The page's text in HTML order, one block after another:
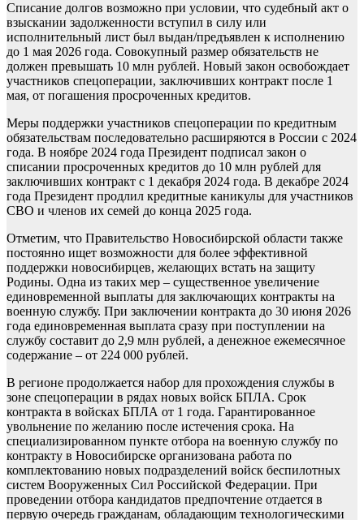
Списание долгов возможно при условии, что судебный акт о
взыскании задолженности вступил в силу или
исполнительный лист был выдан/предъявлен к исполнению
до 1 мая 2026 года. Совокупный размер обязательств не
должен превышать 10 млн рублей. Новый закон освобождает
участников спецоперации, заключивших контракт после 1
мая, от погашения просроченных кредитов.
Меры поддержки участников спецоперации по кредитным
обязательствам последовательно расширяются в России с 2024
года. В ноябре 2024 года Президент подписал закон о
списании просроченных кредитов до 10 млн рублей для
заключивших контракт с 1 декабря 2024 года. В декабре 2024
года Президент продлил кредитные каникулы для участников
СВО и членов их семей до конца 2025 года.
Отметим, что Правительство Новосибирской области также
постоянно ищет возможности для более эффективной
поддержки новосибирцев, желающих встать на защиту
Родины. Одна из таких мер – существенное увеличение
единовременной выплаты для заключающих контракты на
военную службу. При заключении контракта до 30 июня 2026
года единовременная выплата сразу при поступлении на
службу составит до 2,9 млн рублей, а денежное ежемесячное
содержание – от 224 000 рублей.
В регионе продолжается набор для прохождения службы в
зоне спецоперации в рядах новых войск БПЛА. Срок
контракта в войсках БПЛА от 1 года. Гарантированное
увольнение по желанию после истечения срока. На
специализированном пункте отбора на военную службу по
контракту в Новосибирске организована работа по
комплектованию новых подразделений войск беспилотных
систем Вооруженных Сил Российской Федерации. При
проведении отбора кандидатов предпочтение отдается в
первую очередь гражданам, обладающим технологическими